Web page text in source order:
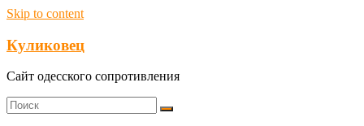
Skip to content
Куликовец
Сайт одесского сопротивления